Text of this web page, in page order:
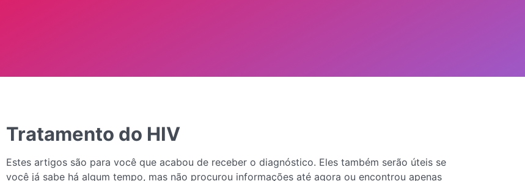
Tratamento do HIV
Estes artigos são para você que acabou de receber o diagnóstico. Eles também serão úteis se
você já sabe há algum tempo, mas não procurou informações até agora ou encontrou apenas